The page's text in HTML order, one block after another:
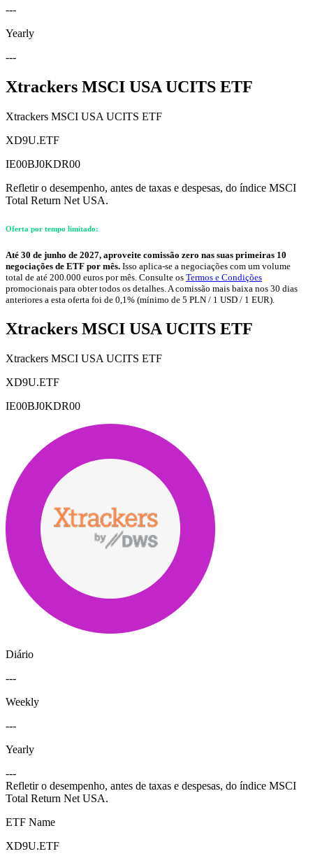
---
Yearly
---
Xtrackers MSCI USA UCITS ETF
Xtrackers MSCI USA UCITS ETF
XD9U.ETF
IE00BJ0KDR00
Refletir o desempenho, antes de taxas e despesas, do índice MSCI
Total Return Net USA.
Oferta por tempo limitado:
Até 30 de junho de 2027, aproveite comissão zero nas suas primeiras 10
negociações de ETF por mês. Isso aplica-se a negociações com um volume
total de até 200.000 euros por mês. Consulte os Termos e Condições
promocionais para obter todos os detalhes. A comissão mais baixa nos 30 dias
anteriores a esta oferta foi de 0,1% (mínimo de 5 PLN / 1 USD / 1 EUR).
Xtrackers MSCI USA UCITS ETF
Xtrackers MSCI USA UCITS ETF
XD9U.ETF
IE00BJ0KDR00
Diário
---
Weekly
---
Yearly
---
Refletir o desempenho, antes de taxas e despesas, do índice MSCI
Total Return Net USA.
ETF Name
XD9U.ETF